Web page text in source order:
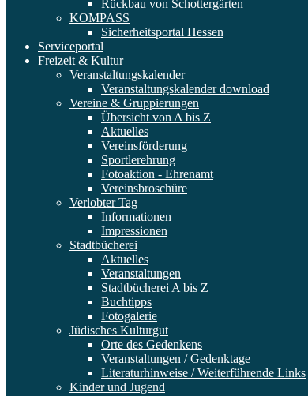
Rückbau von Schottergärten
KOMPASS
Sicherheitsportal Hessen
Serviceportal
Freizeit & Kultur
Veranstaltungskalender
Veranstaltungskalender download
Vereine & Gruppierungen
Übersicht von A bis Z
Aktuelles
Vereinsförderung
Sportlerehrung
Fotoaktion - Ehrenamt
Vereinsbroschüre
Verlobter Tag
Informationen
Impressionen
Stadtbücherei
Aktuelles
Veranstaltungen
Stadtbücherei A bis Z
Buchtipps
Fotogalerie
Jüdisches Kulturgut
Orte des Gedenkens
Veranstaltungen / Gedenktage
Literaturhinweise / Weiterführende Links
Kinder und Jugend